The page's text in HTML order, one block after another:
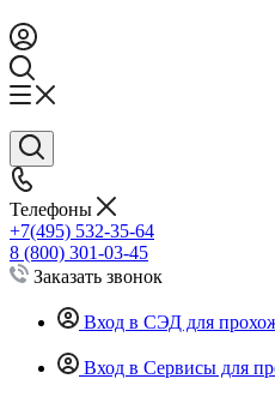
Телефоны
+7(495) 532-35-64
8 (800) 301-03-45
Заказать звонок
Вход в СЭД для
Вход в Сервисы для